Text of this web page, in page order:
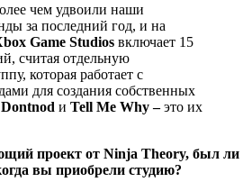
чем удвоили наши
за последний год, и на
Game Studios включает 15
считая отдельную
которая работает с
для создания собственных
Dontnod и Tell Me Why –это их
проект от Ninja Theory, был ли
вы приобрели студию?